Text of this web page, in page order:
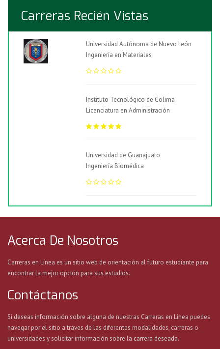
Carreras Recién Vistas
Universidad Autónoma de Nuevo León
Ingeniería en Materiales
Instituto Tecnológico de Colima
Licenciatura en Administración
Universidad de Guanajuato
Ingeniería Biomédica
Acerca De Nosotros
Carreras en Línea es un sitio web de orientación al futuro estudiante para
encontrar la mejor opción para sus estudios.
Contáctanos
Si deseas información sobre alguna de nuestras Carreras en Línea puedes
navegar por el sitio a traves de las diferentes modalidades, carreras o
universidades y solicitar información sobre la carrera deseada.